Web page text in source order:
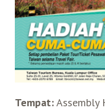
Agen Perjalanan
Mata Air Panas
LOHAS
Ekowisata
Tur Bis Wisata
Wisata Alam – Scenic
Taiwan Tips
Teh Kelas Dunia
Bis
U-Bike
Mobil
Atraksi Taiwan
Atraksi Taiwan
Atraksi Taiwan
Search for:
Tempat:Assembly